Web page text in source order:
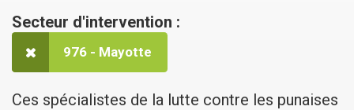
Secteur d'intervention :
976 - Mayotte
Ces spécialistes de la lutte contre les punaises